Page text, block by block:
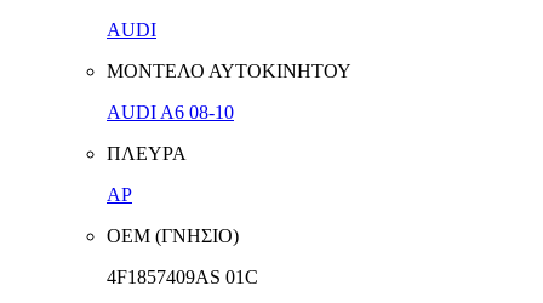
AUDI
ΜΟΝΤΕΛΟ ΑΥΤΟΚΙΝΗΤΟΥ
AUDI A6 08-10
ΠΛΕΥΡΑ
ΑΡ
ΟΕΜ (ΓΝΗΣΙΟ)
4F1857409AS 01C